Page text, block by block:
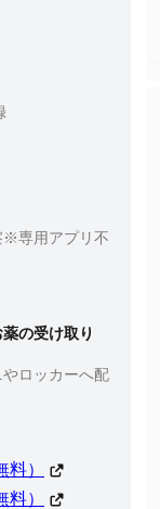
※専用アプリ不
の受け取り
ロッカーへ配
）
）